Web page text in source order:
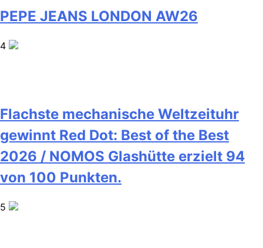
PEPE JEANS LONDON AW26
4
Flachste mechanische Weltzeituhr
gewinnt Red Dot: Best of the Best
2026 / NOMOS Glashütte erzielt 94
von 100 Punkten.
5